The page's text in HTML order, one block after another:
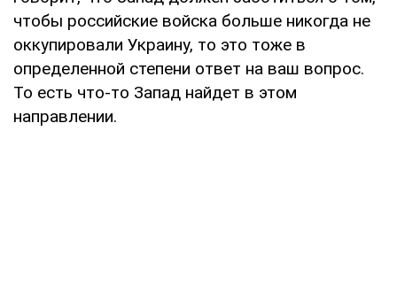
чтобы российские войска больше никогда не
оккупировали Украину, то это тоже в
определенной степени ответ на ваш вопрос.
То есть что-то Запад найдет в этом
направлении.